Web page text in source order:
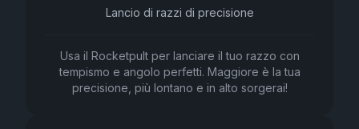
Lancio di razzi di precisione
Usa il Rocketpult per lanciare il tuo razzo con
tempismo e angolo perfetti. Maggiore è la tua
precisione, più lontano e in alto sorgerai!